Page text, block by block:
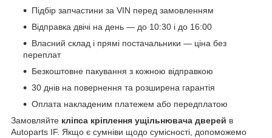
Підбір запчастини за VIN перед замовленням
Відправка двічі на день — до 10:30 і до 16:00
Власний склад і прямі постачальники — ціна без
переплат
Безкоштовне пакування з кожною відправкою
30 днів на повернення та розширена гарантія
Оплата накладеним платежем або передплатою
Замовляйте кліпса кріплення ущільнювача дверей в
Autoparts IF. Якщо є сумніви щодо сумісності, допоможемо